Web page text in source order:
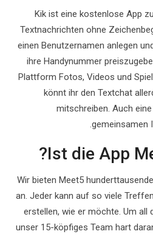
Kik ist eine kostenlose App
Textnachrichten ohne
einen Benutzernamen anlegen
ihre Handynummer
Plattform Fotos, Videos und
könnt ihr den Textchat
mitschreiben. Auch
gemeinsamen
Ist die App
Wir bieten Meet5
an. Jeder kann auf so viele
erstellen, wie er möchte. Um all
unser 15-köpfiges Team hart